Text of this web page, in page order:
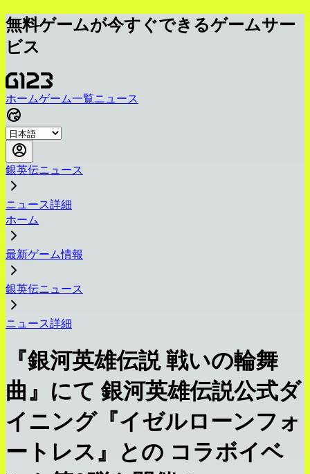
無料ゲームが今すぐできるゲームサー
ビス
ホームゲーム一覧ニュース
銀英伝ニュース
ニュース詳細
ホーム
最新ゲーム情報
銀英伝ニュース
ニュース詳細
『銀河英雄伝説 戦いの輪舞
曲』にて 銀河英雄伝説公式ダ
イニング『イゼルローンフォ
ートレス』との コラボイベ